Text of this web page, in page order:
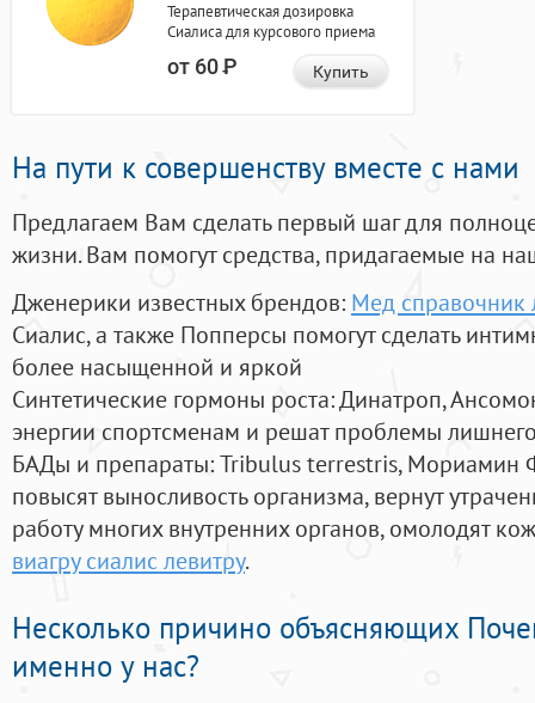
Терапевтическая дозировка
Сиалиса для курсового приема
от 60Р Купить
На пути к совершенству вместе с нами
Предлагаем Вам сделать первый шаг для
жизни. Вам помогут средства, придагаемые на
Дженерики известных брендов: Мед справочник
Сиалис, а также Попперсы помогут сделать
более насыщенной и яркой
Синтетические гормоны роста: Динатроп,
энергии спортсменам и решат проблемы
БАДы и препараты:Tribulus terrestris, Мориамин
повысят выносливость организма, вернут
работу многих внутренних органов, омолодят
виагру сиалис левитру.
Несколько причино объясняющих
именно у нас?